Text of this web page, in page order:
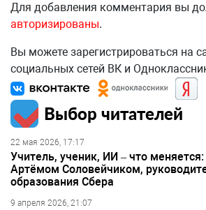
Для добавления комментария вы
авторизированы.
Вы можете зарегистрироваться на
социальных сетей ВК и
Выбор читателей
22 мая 2026, 17:17
Учитель, ученик, ИИ – что
Артёмом Соловейчиком,
образования Сбера
9 апреля 2026, 21:07